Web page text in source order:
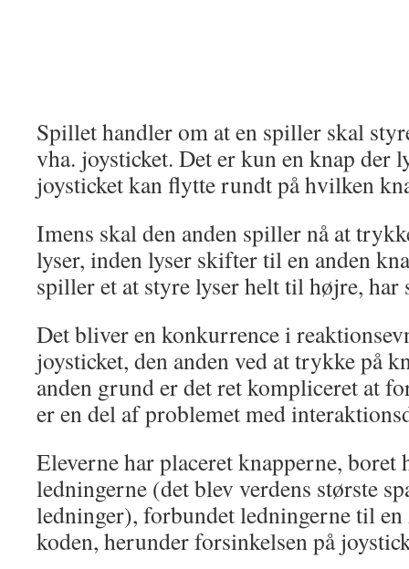
Spillet handler om at en spiller skal
vha. joysticket. Det er kun en knap der
joysticket kan flytte rundt på hvilken
Imens skal den anden spiller nå at
lyser, inden lyser skifter til en anden
spiller et at styre lyser helt til højre, har
Det bliver en konkurrence i
joysticket, den anden ved at trykke på
anden grund er det ret kompliceret at
er en del af problemet med
Eleverne har placeret knapperne, boret
ledningerne (det blev verdens største
ledninger), forbundet ledningerne til
koden, herunder forsinkelsen på